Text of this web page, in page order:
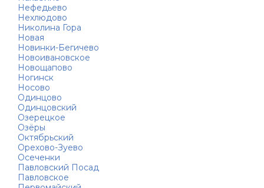
Нефедьево
Нехлюдово
Николина Гора
Новая
Новинки-Бегичево
Новоивановское
Новощапово
Ногинск
Носово
Одинцово
Одинцовский
Озерецкое
Озёры
Октябрьский
Орехово-Зуево
Осеченки
Павловский Посад
Павловское